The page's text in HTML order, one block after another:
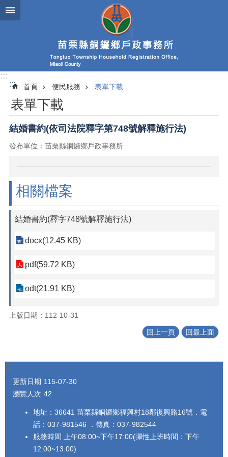
跳到主要內容區塊
:::
:::
首頁 便民服務 表單下載
表單下載
結婚書約(依司法院釋字第748號解釋施行法)
發布單位：苗栗縣銅鑼鄉戶政事務所
相關檔案
結婚書約(釋字748號解釋施行法)
docx(12.45 KB)
pdf(59.72 KB)
odt(21.91 KB)
上版日期：112-10-31
回上一頁 回最上面
:::
更新日期 115-07-30
瀏覽人次 42
地址：36641 苗栗縣銅鑼鄉福興村18鄰復興路16號．電
話：037-981546 ．傳真：037-982544
服務時間 上午08:00~下午17:00(彈性上班時間：下午
12:00~13:00)